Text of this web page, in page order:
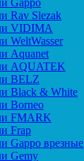
Gappo
Rav Slezak
VIDIMA
WeltWasser
Aquanet
AQUATEK
BELZ
Black & White
Borneo
FMARK
Frap
Gappo врезные
Gemy